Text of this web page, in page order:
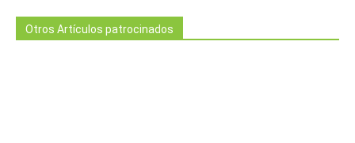
Otros Artículos patrocinados